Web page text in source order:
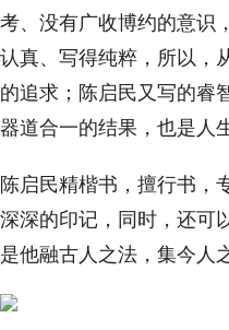
考、没有广收博约的意识
认真、写得纯粹，所以，
的追求；陈启民又写的睿
器道合一的结果，也是人
陈启民精楷书，擅行书，
深深的印记，同时，还可
是他融古人之法，集今人